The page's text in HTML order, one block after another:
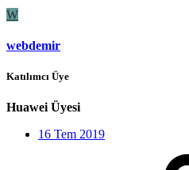
W
webdemir
Katılımcı Üye
Huawei Üyesi
16 Tem 2019